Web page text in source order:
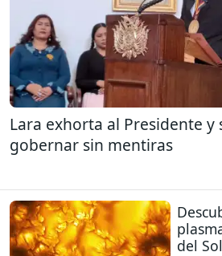
Lara exhorta al Presidente y
gobernar sin mentiras
del Sol